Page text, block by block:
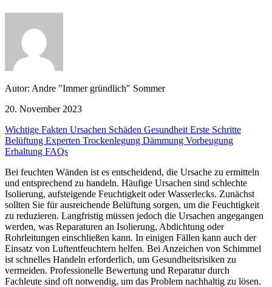
Autor: Andre "Immer gründlich" Sommer
20. November 2023
Wichtige Fakten Ursachen Schäden Gesundheit Erste Schritte
Belüftung Experten Trockenlegung Dämmung Vorbeugung
Erhaltung FAQs
Bei feuchten Wänden ist es entscheidend, die Ursache zu ermitteln
und entsprechend zu handeln. Häufige Ursachen sind schlechte
Isolierung, aufsteigende Feuchtigkeit oder Wasserlecks. Zunächst
sollten Sie für ausreichende Belüftung sorgen, um die Feuchtigkeit
zu reduzieren. Langfristig müssen jedoch die Ursachen angegangen
werden, was Reparaturen an Isolierung, Abdichtung oder
Rohrleitungen einschließen kann. In einigen Fällen kann auch der
Einsatz von Luftentfeuchtern helfen. Bei Anzeichen von Schimmel
ist schnelles Handeln erforderlich, um Gesundheitsrisiken zu
vermeiden. Professionelle Bewertung und Reparatur durch
Fachleute sind oft notwendig, um das Problem nachhaltig zu lösen.